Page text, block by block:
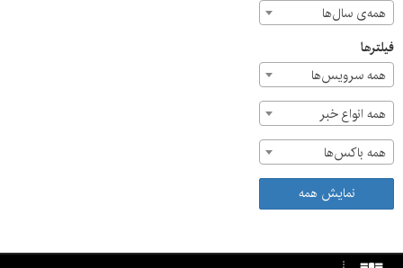
همه‌ی سال‌ها
فیلترها
همه سرویس‌ها
همه انواع خبر
همه باکس‌ها
نمایش همه